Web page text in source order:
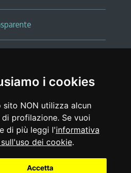
i cookies
sito NON utilizza alcun
profilazione. Se vuoi
di più leggi l'informativa
dei cookie.
Accetta
legali |glossario
policy
|feedback